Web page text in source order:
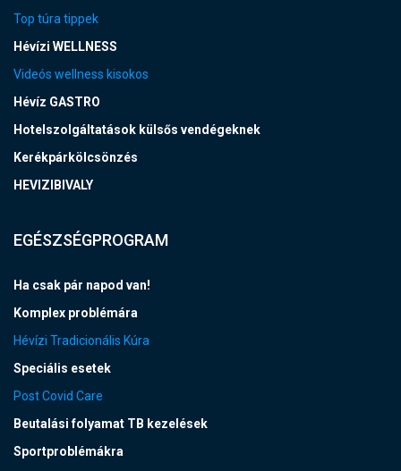
Top túra tippek
Hévízi WELLNESS
Videós wellness kisokos
Hévíz GASTRO
Hotelszolgáltatások külsős vendégeknek
Kerékpárkölcsönzés
HEVIZIBIVALY
EGÉSZSÉGPROGRAM
Ha csak pár napod van!
Komplex problémára
Hévízi Tradicionális Kúra
Speciális esetek
Post Covid Care
Beutalási folyamat TB kezelések
Sportproblémákra